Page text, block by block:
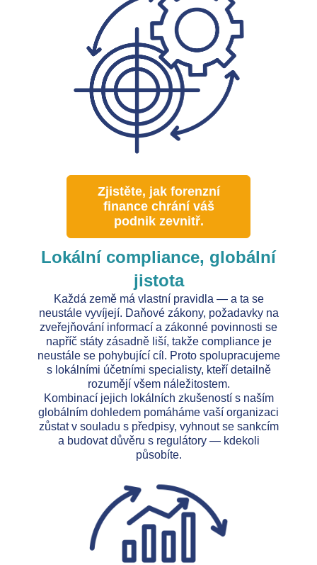
Zjistěte, jak forenzní
finance chrání váš
podnik zevnitř.
Lokální compliance, globální
jistota
Každá země má vlastní pravidla — a ta se
neustále vyvíjejí. Daňové zákony, požadavky na
zveřejňování informací a zákonné povinnosti se
napříč státy zásadně liší, takže compliance je
neustále se pohybující cíl. Proto spolupracujeme
s lokálními účetními specialisty, kteří detailně
rozumějí všem náležitostem.
Kombinací jejich lokálních zkušeností s naším
globálním dohledem pomáháme vaší organizaci
zůstat v souladu s předpisy, vyhnout se sankcím
a budovat důvěru s regulátory — kdekoli
působíte.